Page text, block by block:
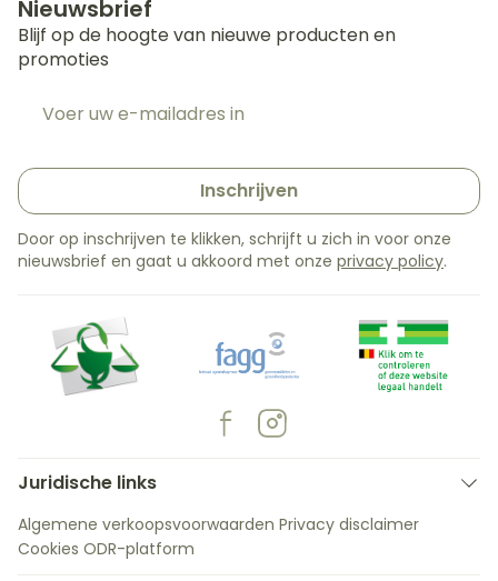
Nieuwsbrief
Blijf op de hoogte van nieuwe producten en
promoties
Inschrijven
Door op inschrijven te klikken, schrijft u zich in voor onze
nieuwsbrief en gaat u akkoord met onze privacy policy.
Juridische links
Algemene verkoopsvoorwaarden Privacy disclaimer
Cookies ODR-platform